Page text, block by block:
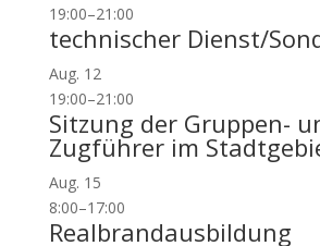
19:00–21:00
technischer Dienst/
Aug. 12
19:00–21:00
Sitzung der Gruppen-
Zugführer im
Aug. 15
8:00–17:00
Realbrandausbildung